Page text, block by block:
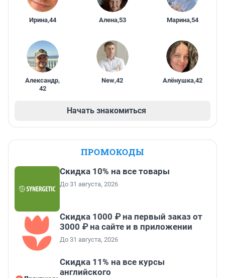
Ирина,44 Алена,53 Марина,54
Александр,
42
New,42 Алёнушка,42
Начать знакомиться
ПРОМОКОДЫ
Скидка 10% на все товары
До 31 августа, 2026
Скидка 1000 ₽ на первый заказ от
3000 ₽ на сайте и в приложении
До 31 августа, 2026
Скидка 11% на все курсы
английского